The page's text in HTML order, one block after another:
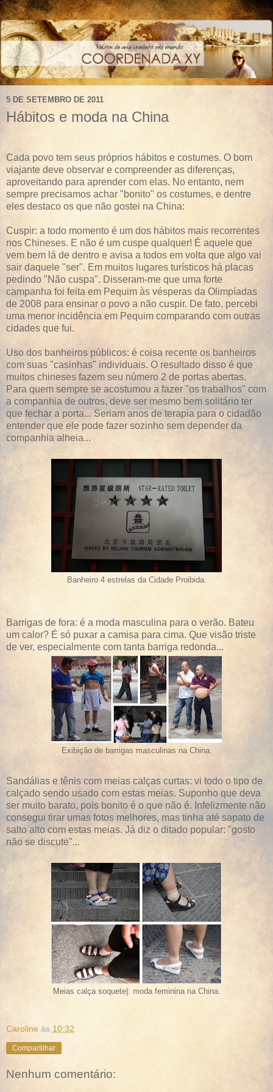
5 DE SETEMBRO DE 2011
Hábitos e moda na China
Cada povo tem seus próprios hábitos e costumes. O bom
viajante deve observar e compreender as diferenças,
aproveitando para aprender com elas. No entanto, nem
sempre precisamos achar "bonito" os costumes, e dentre
eles destaco os que não gostei na China:
Cuspir: a todo momento é um dos hábitos mais recorrentes
nos Chineses. E não é um cuspe qualquer! É aquele que
vem bem lá de dentro e avisa a todos em volta que algo vai
sair daquele "ser". Em muitos lugares turísticos há placas
pedindo "Não cuspa". Disseram-me que uma forte
campanha foi feita em Pequim às vésperas da Olimpíadas
de 2008 para ensinar o povo a não cuspir. De fato, percebi
uma menor incidência em Pequim comparando com outras
cidades que fui.
Uso dos banheiros públicos: é coisa recente os banheiros
com suas "casinhas" individuais. O resultado disso é que
muitos chineses fazem seu número 2 de portas abertas.
Para quem sempre se acostumou a fazer "os trabalhos" com
a companhia de outros, deve ser mesmo bem solitário ter
que fechar a porta... Seriam anos de terapia para o cidadão
entender que ele pode fazer sozinho sem depender da
companhia alheia...
Banheiro 4 estrelas da Cidade Proibida.
Barrigas de fora: é a moda masculina para o verão. Bateu
um calor? É só puxar a camisa para cima. Que visão triste
de ver, especialmente com tanta barriga redonda...
Exibição de barrigas masculinas na China.
Sandálias e tênis com meias calças curtas: vi todo o tipo de
calçado sendo usado com estas meias. Suponho que deva
ser muito barato, pois bonito é o que não é. Infelizmente não
consegui tirar umas fotos melhores, mas tinha até sapato de
salto alto com estas meias. Já diz o ditado popular: "gosto
não se discute"...
Meias calça soquete|: moda feminina na China.
Caroline às 10:32
Compartilhar
Nenhum comentário: